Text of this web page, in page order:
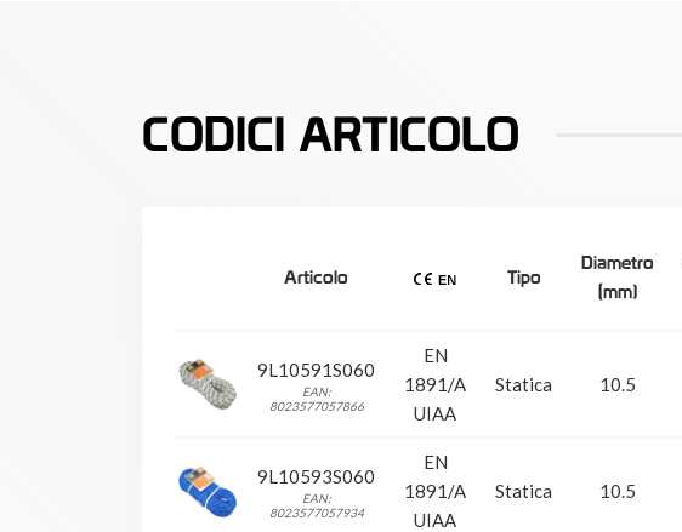
CODICI ARTICOLO
Articolo Tipo
Diametro
(mm)
9L10591S060
EAN:
8023577057866
EN
1891/A
UIAA
Statica 10.5
9L10593S060
EAN:
8023577057934
EN
1891/A
UIAA
Statica 10.5